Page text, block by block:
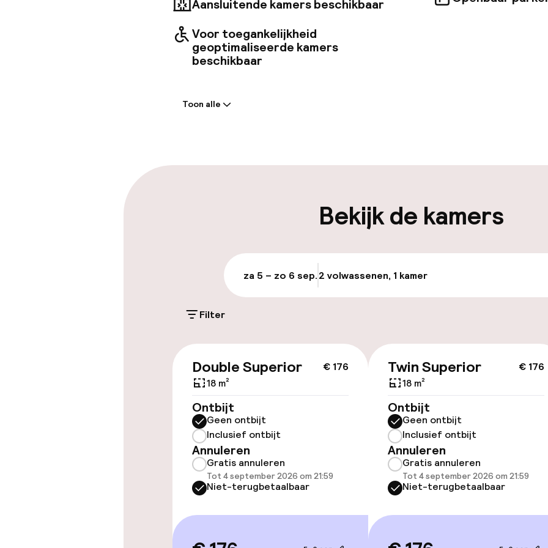
Aansluitende kamers beschikbaar
Voor toegankelijkheid
geoptimaliseerde kamers
beschikbaar
Parkeergelegenheid op eigen
terrein (buiten)
€ 30,00 per dag
Parkeergelegenheid op eigen
HUF 9.500,00 per dag
Openbaar
Toegankelijkheid
Overal rolstoeltoegankelijk
Lift
Voor
beschikbaar
Kamers
Toon alle
Bekijk de kamers
za 5 – zo 6 sep.2 volwassenen, 1 kamer
Filter
€ 176
Double Superior
18 m²
Ontbijt
Geen ontbijt
Inclusief ontbijt
Annuleren
Gratis annuleren
Tot 4 september 2026 om 21:59
Niet-terugbetaalbaar
€ 176
Twin Superior
18 m²
Ontbijt
Geen ontbijt
Inclusief ontbijt
Annuleren
Gratis annuleren
Tot 4 september 2026 om 21:59
Niet-terugbetaalbaar